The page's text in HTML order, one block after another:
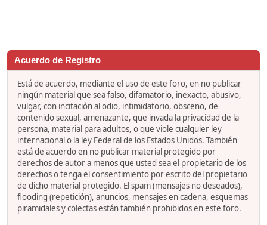
Acuerdo de Registro
Está de acuerdo, mediante el uso de este foro, en no publicar
ningún material que sea falso, difamatorio, inexacto, abusivo,
vulgar, con incitación al odio, intimidatorio, obsceno, de
contenido sexual, amenazante, que invada la privacidad de la
persona, material para adultos, o que viole cualquier ley
internacional o la ley Federal de los Estados Unidos. También
está de acuerdo en no publicar material protegido por
derechos de autor a menos que usted sea el propietario de los
derechos o tenga el consentimiento por escrito del propietario
de dicho material protegido. El spam (mensajes no deseados),
flooding (repetición), anuncios, mensajes en cadena, esquemas
piramidales y colectas están también prohibidos en este foro.